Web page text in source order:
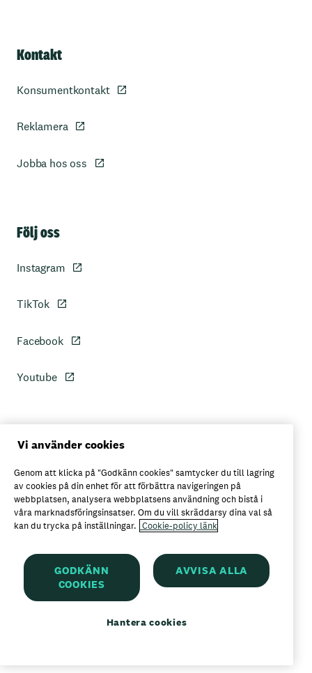
Kontakt
Konsumentkontakt
Reklamera
Jobba hos oss
Följ oss
Instagram
TikTok
Facebook
Youtube
Personuppgiftspolicy
Axfoods integritetspolicy
Här kan du köpa Garant
Garant är ett registrerat varumärke för
Vi använder cookies
Genom att klicka på "Godkänn cookies" samtycker du till lagring
av cookies på din enhet för att förbättra navigeringen på
webbplatsen, analysera webbplatsens användning och bistå i
våra marknadsföringsinsatser. Om du vill skräddarsy dina val så
kan du trycka på inställningar. Cookie-policy länk
GODKÄNN
COOKIES
AVVISA ALLA
Hantera cookies